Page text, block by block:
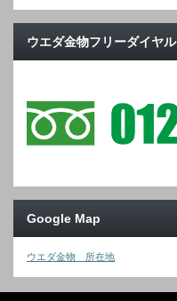
ウエダ金物フリーダイヤル
Google Map
ウエダ金物 所在地